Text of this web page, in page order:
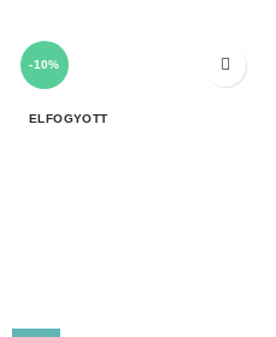
-10%
ELFOGYOTT